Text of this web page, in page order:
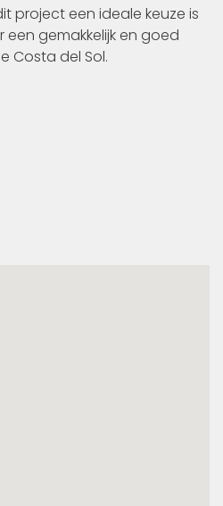
project een ideale keuze is
een gemakkelijk en goed
Costa del Sol.